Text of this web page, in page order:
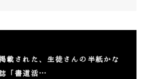
載された、生徒さんの半紙かな
「書道活…